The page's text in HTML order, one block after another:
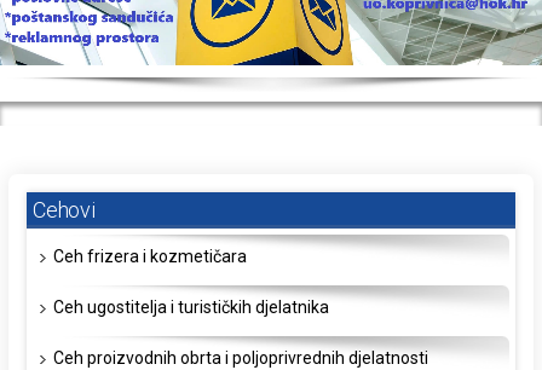
Cehovi
Ceh frizera i kozmetičara
Ceh ugostitelja i turističkih djelatnika
Ceh proizvodnih obrta i poljoprivrednih djelatnosti